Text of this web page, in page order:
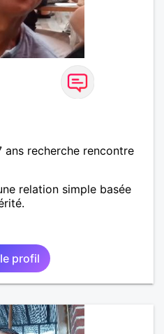
recherche rencontre
relation simple basée
profil